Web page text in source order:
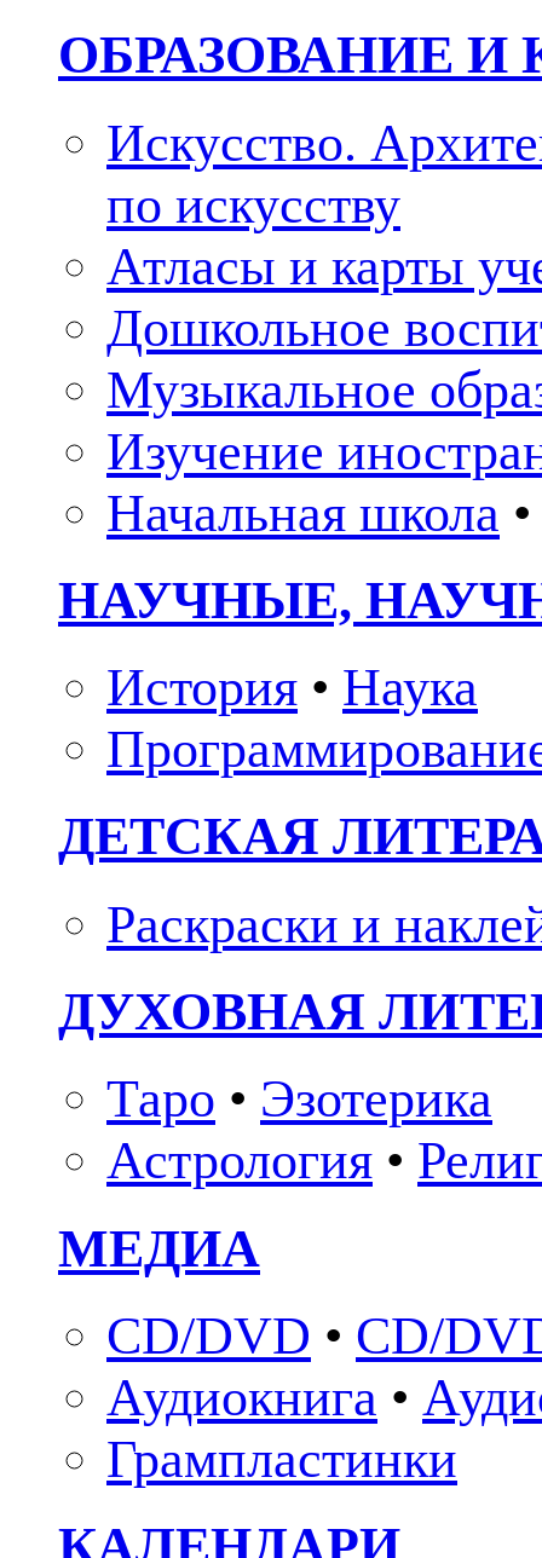
ОБРАЗОВАНИЕ И
Искусство.
по искусству
Атласы и карты
Дошкольное
Музыкальное
Изучение
Начальная школа •
НАУЧНЫЕ,
История • Наука
ДЕТСКАЯ
Раскраски и
ДУХОВНАЯ
Таро • Эзотерика
Астрология •
МЕДИА
CD/DVD • CD/
Аудиокнига •
Грампластинки